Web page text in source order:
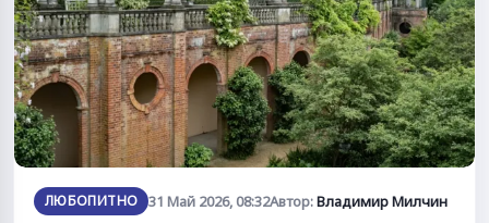
ЛЮБОПИТНО 31 Май 2026, 08:32Автор:Владимир Милчин